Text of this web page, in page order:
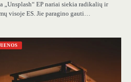
„Unsplash“ EP nariai siekia radikalių ir
visoje ES. Jie paragino gauti…